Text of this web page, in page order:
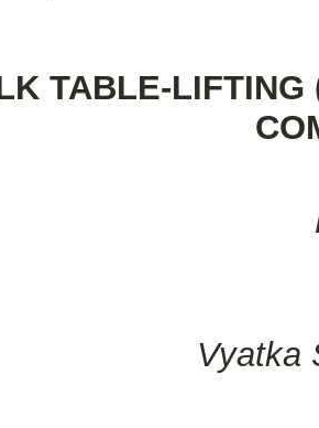
TABLE-
Vyatka